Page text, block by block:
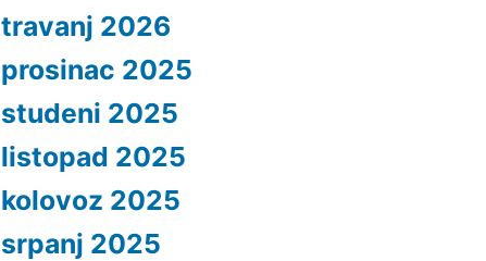
travanj 2026
prosinac 2025
studeni 2025
listopad 2025
kolovoz 2025
srpanj 2025